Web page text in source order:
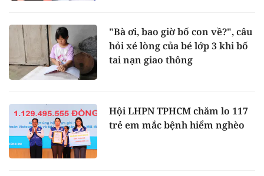
"Bà ơi, bao giờ bố con về?", câu
hỏi xé lòng của bé lớp 3 khi bố
tai nạn giao thông
Hội LHPN TPHCM chăm lo 117
trẻ em mắc bệnh hiểm nghèo